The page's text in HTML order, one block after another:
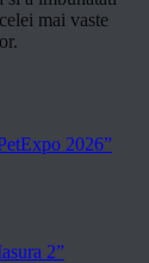
mai vaste
2026”
2”